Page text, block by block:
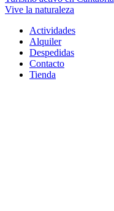
Vive la naturaleza
Actividades
Alquiler
Despedidas
Contacto
Tienda